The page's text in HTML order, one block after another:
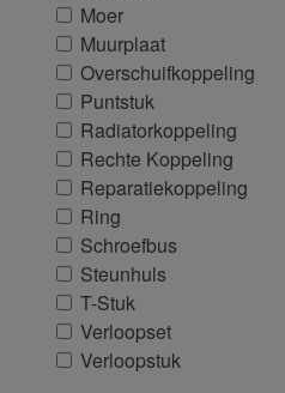
Moer
Muurplaat
Overschuifkoppeling
Puntstuk
Radiatorkoppeling
Rechte Koppeling
Reparatiekoppeling
Ring
Schroefbus
Steunhuls
T-Stuk
Verloopset
Verloopstuk